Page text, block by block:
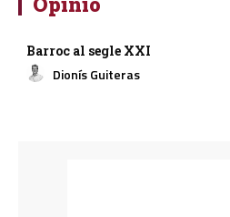
Barroc al segle XXI
Dionís Guiteras